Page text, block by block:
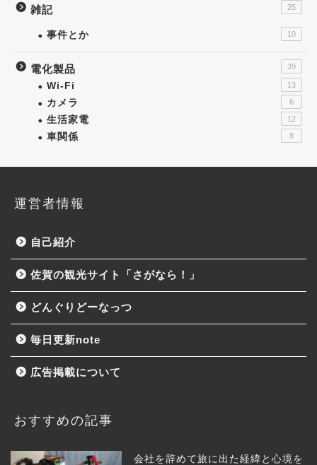
雑記 25
事件とか 10
電化製品 39
Wi-Fi 13
カメラ 6
生活家電 12
車関係 8
運営者情報
自己紹介
佐賀の観光サイト「さがなら！」
どんぐりどーなっつ
毎日更新note
広告掲載について
おすすめの記事
会社を辞めて旅に出た経緯と心境を